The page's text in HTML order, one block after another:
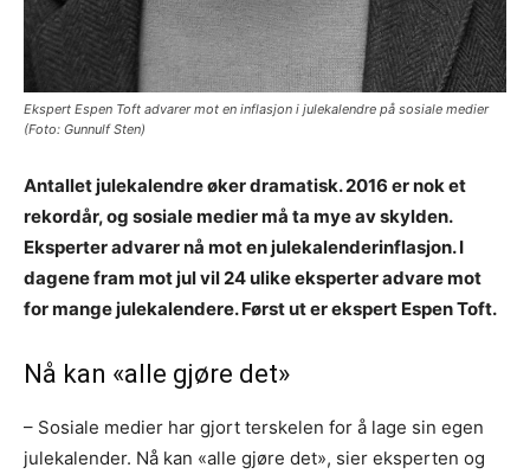
Ekspert Espen Toft advarer mot en inflasjon i julekalendre på sosiale medier
(Foto: Gunnulf Sten)
Antallet julekalendre øker dramatisk. 2016 er nok et
rekordår, og sosiale medier må ta mye av skylden.
Eksperter advarer nå mot en julekalenderinflasjon. I
dagene fram mot jul vil 24 ulike eksperter advare mot
for mange julekalendere. Først ut er ekspert Espen Toft.
Nå kan «alle gjøre det»
– Sosiale medier har gjort terskelen for å lage sin egen
julekalender. Nå kan «alle gjøre det», sier eksperten og